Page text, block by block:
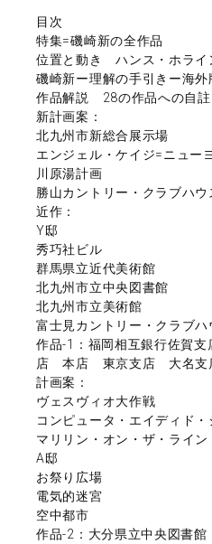
目次
特集=磯崎新の全作品
位置と動き ハンス・ホライ
磯崎新ー理解の手引きー海
作品解説 28の作品への自
新計画案：
北九州市新総合展示場
エンジェル・ケイジ=ニュー
川原湯計画
勝山カントリー・クラブハウ
近作：
Y邸
秀巧社ビル
群馬県立近代美術館
北九州市立中央図書館
北九州市立美術館
富士見カントリー・クラブハ
作品-1：福岡相互銀行佐賀
店 本店 東京支店 大名支
計画案：
ヴェスヴィオ大作戦
コンピュータ・エイディド・
マリリン・オン・ザ・ライン
A邸
お祭り広場
電気的迷宮
空中都市
作品-2：大分県立中央図